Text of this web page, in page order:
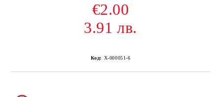
€2.00
3.91 лв.
Код: Х-000051-6